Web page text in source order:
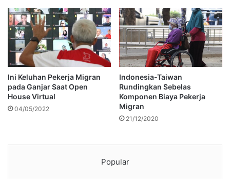
Ini Keluhan Pekerja Migran
pada Ganjar Saat Open
House Virtual
04/05/2022
Indonesia-Taiwan
Rundingkan Sebelas
Komponen Biaya Pekerja
Migran
21/12/2020
Popular